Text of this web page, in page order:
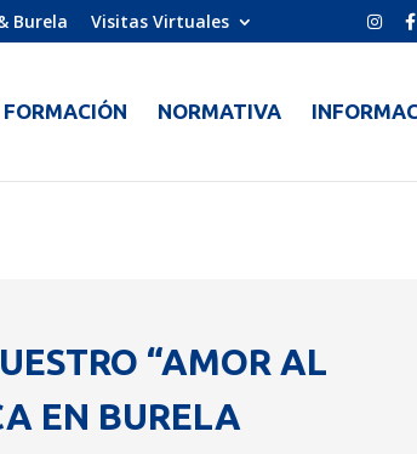
Burela Visitas Virtuales
FORMACIÓN NORMATIVA
“AMOR AL
EN BURELA